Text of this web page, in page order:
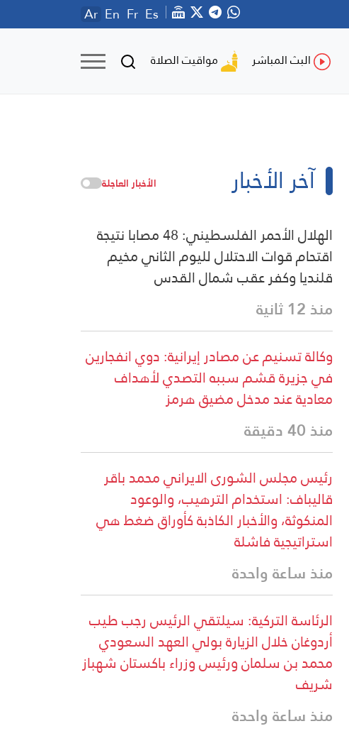
Ar En Fr Es
البث المباشر مواقيت الصلاة
آخر الأخبار الأخبار العاجلة
الهلال الأحمر الفلسطيني: 48 مصابا نتيجة
اقتحام قوات الاحتلال لليوم الثاني مخيم
قلنديا وكفر عقب شمال القدس
منذ 12 ثانية
وكالة تسنيم عن مصادر إيرانية: دوي انفجارين
في جزيرة قشم سببه التصدي لأهداف
معادية عند مدخل مضيق هرمز
منذ 40 دقيقة
رئيس مجلس الشورى الايراني محمد باقر
قاليباف: استخدام الترهيب، والوعود
المنكوثة، والأخبار الكاذبة كأوراق ضغط هي
استراتيجية فاشلة
منذ ساعة واحدة
الرئاسة التركية: سيلتقي الرئيس رجب طيب
أردوغان خلال الزيارة بولي العهد السعودي
محمد بن سلمان ورئيس وزراء باكستان شهباز
شريف
منذ ساعة واحدة